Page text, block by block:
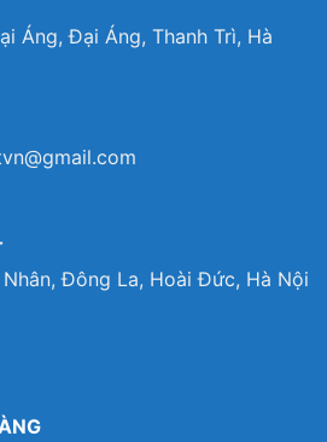
Áng, Đại Áng, Thanh Trì, Hà
Đông La, Hoài Đức, Hà Nội